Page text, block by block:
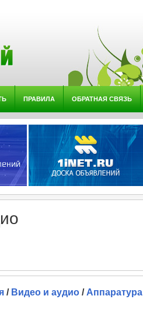
ПРАВИЛА ОБРАТНАЯ СВЯЗЬ
/ Видео и аудио / Аппаратура